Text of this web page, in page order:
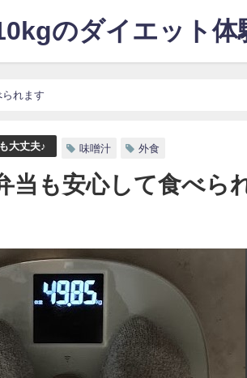
のダイエット
れます
大丈夫♪ 味噌汁 外食
当も安心して食べら